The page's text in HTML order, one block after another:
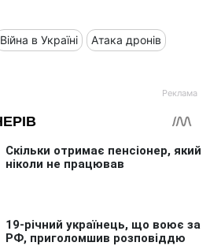
Війна в Україні Атака дронів